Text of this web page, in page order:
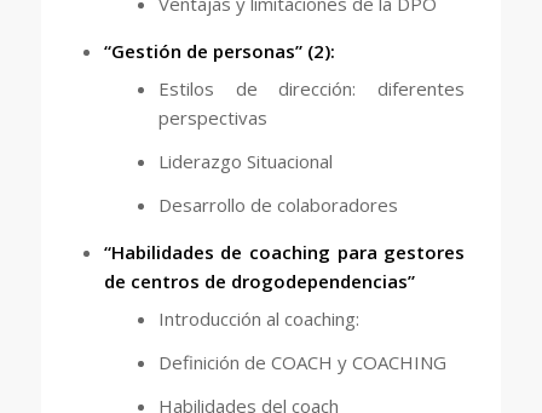
“Gestión de personas” (2):
Estilos de dirección: diferentes
perspectivas
Liderazgo Situacional
Desarrollo de colaboradores
“Habilidades de coaching para gestores
de centros de drogodependencias”
Introducción al coaching:
Definición de COACH y COACHING
Habilidades del coach